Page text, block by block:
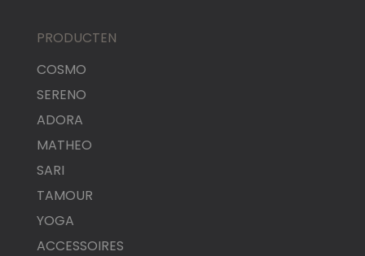
PRODUCTEN
COSMO
SERENO
ADORA
MATHEO
SARI
TAMOUR
YOGA
ACCESSOIRES